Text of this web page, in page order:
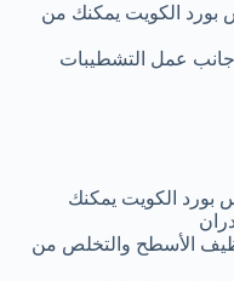
الكويت يمكنك من
جانب عمل التشطيبات
الكويت يمكنك
الأسطح والتخلص من